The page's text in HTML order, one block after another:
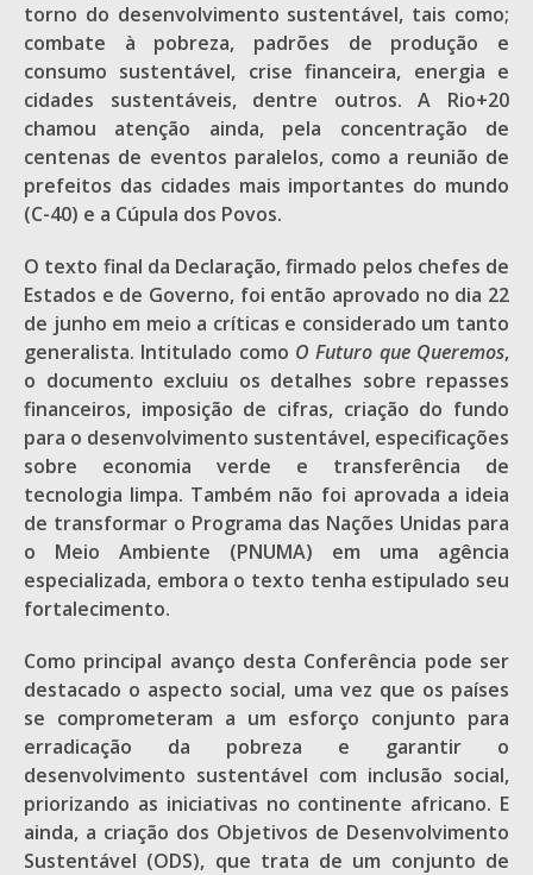
torno do desenvolvimento sustentável, tais como;
combate à pobreza, padrões de produção e
consumo sustentável, crise financeira, energia e
cidades sustentáveis, dentre outros. A Rio+20
chamou atenção ainda, pela concentração de
centenas de eventos paralelos, como a reunião de
prefeitos das cidades mais importantes do mundo
(C-40) e a Cúpula dos Povos.
O texto final da Declaração, firmado pelos chefes de
Estados e de Governo, foi então aprovado no dia 22
de junho em meio a críticas e considerado um tanto
generalista. Intitulado como O Futuro que Queremos,
o documento excluiu os detalhes sobre repasses
financeiros, imposição de cifras, criação do fundo
para o desenvolvimento sustentável, especificações
sobre economia verde e transferência de
tecnologia limpa. Também não foi aprovada a ideia
de transformar o Programa das Nações Unidas para
o Meio Ambiente (PNUMA) em uma agência
especializada, embora o texto tenha estipulado seu
fortalecimento.
Como principal avanço desta Conferência pode ser
destacado o aspecto social, uma vez que os países
se comprometeram a um esforço conjunto para
erradicação da pobreza e garantir o
desenvolvimento sustentável com inclusão social,
priorizando as iniciativas no continente africano. E
ainda, a criação dos Objetivos de Desenvolvimento
Sustentável (ODS), que trata de um conjunto de